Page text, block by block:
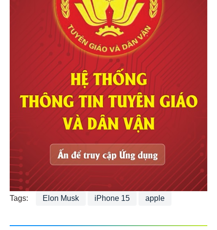
Tags: Elon Musk iPhone 15 apple